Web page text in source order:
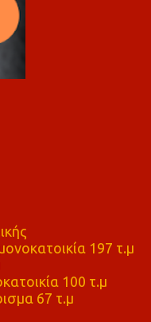
197 τ.μ
100 τ.μ
67 τ.μ